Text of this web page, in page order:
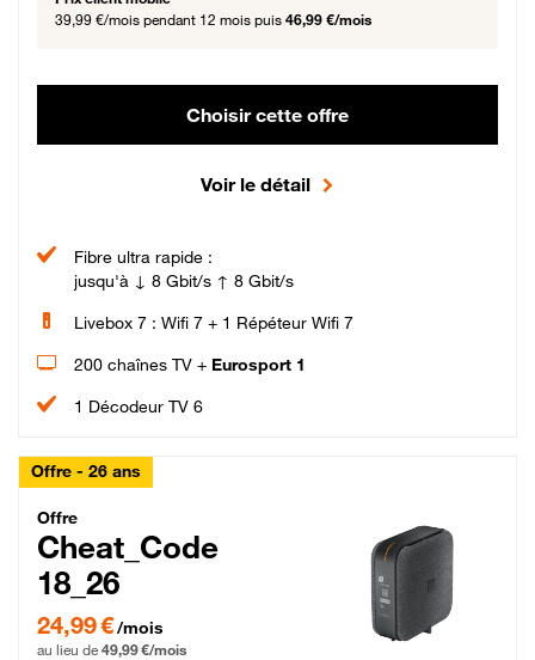
39,99 €/mois pendant 12 mois puis 46,99 €/mois
Choisir cette offre
Voir le détail
Fibre ultra rapide :
jusqu'à ↓ 8 Gbit/s ↑ 8 Gbit/s
Livebox 7 : Wifi 7 + 1 Répéteur Wifi 7
200 chaînes TV + Eurosport 1
1 Décodeur TV 6
Offre - 26 ans
Cheat_Code Fibre_18_26
Offre
Cheat_Code
18_26
24,99 € par mois pendant 0 mois puis 49,99 € par mois, Sans engagement
24,99 €/mois
au lieu de 49,99 €/mois